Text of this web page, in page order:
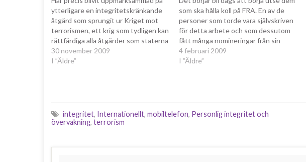
ytterligare en integritetskränkande
åtgärd som sprungit ur Kriget mot
terrorismen, ett krig som tydligen kan
rättfärdiga alla åtgärder som staterna
(framför allt de förenta) känner för att
införa. Den här gången är det
30 november 2009
I ”Äldre”
som ska hålla koll på FRA. En av de
personer som torde vara självskriven
för detta arbete och som dessutom
fått många nomineringar från sin
egen riksdagsgrupp är Camilla
Lindberg. Trots detta, fick jag höra av
4 februari 2009
I ”Äldre”
integritet, Internationellt, mobiltelefon, Personlig integritet och
övervakning, terrorism